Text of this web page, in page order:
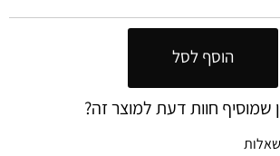
הוסף לסל
שמוסיף חוות דעת למוצר זה?